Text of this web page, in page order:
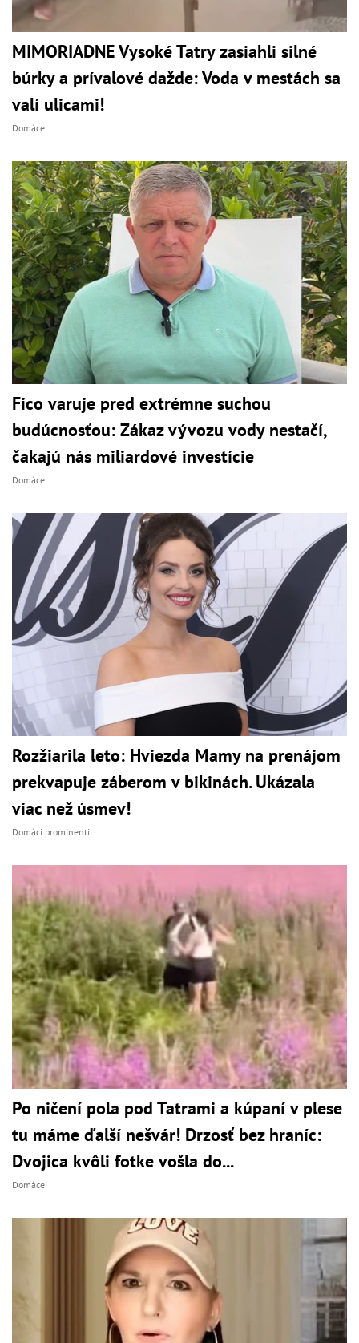
MIMORIADNE Vysoké Tatry zasiahli silné
búrky a prívalové dažde: Voda v mestách sa
valí ulicami!
Domáce
Fico varuje pred extrémne suchou
budúcnosťou: Zákaz vývozu vody nestačí,
čakajú nás miliardové investície
Domáce
Rozžiarila leto: Hviezda Mamy na prenájom
prekvapuje záberom v bikinách. Ukázala
viac než úsmev!
Domáci prominenti
Po ničení pola pod Tatrami a kúpaní v plese
tu máme ďalší nešvár! Drzosť bez hraníc:
Dvojica kvôli fotke vošla do...
Domáce